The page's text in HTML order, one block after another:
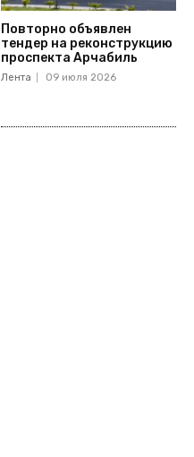
Повторно объявлен
тендер на реконструкцию
проспекта Арчабиль
Лента 09 июля 2026